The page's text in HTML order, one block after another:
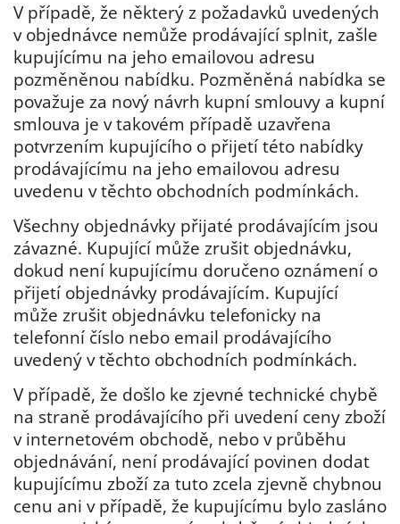
V případě, že některý z požadavků uvedených
v objednávce nemůže prodávající splnit, zašle
kupujícímu na jeho emailovou adresu
pozměněnou nabídku. Pozměněná nabídka se
považuje za nový návrh kupní smlouvy a kupní
smlouva je v takovém případě uzavřena
potvrzením kupujícího o přijetí této nabídky
prodávajícímu na jeho emailovou adresu
uvedenu v těchto obchodních podmínkách.
Všechny objednávky přijaté prodávajícím jsou
závazné. Kupující může zrušit objednávku,
dokud není kupujícímu doručeno oznámení o
přijetí objednávky prodávajícím. Kupující
může zrušit objednávku telefonicky na
telefonní číslo nebo email prodávajícího
uvedený v těchto obchodních podmínkách.
V případě, že došlo ke zjevné technické chybě
na straně prodávajícího při uvedení ceny zboží
v internetovém obchodě, nebo v průběhu
objednávání, není prodávající povinen dodat
kupujícímu zboží za tuto zcela zjevně chybnou
cenu ani v případě, že kupujícímu bylo zasláno